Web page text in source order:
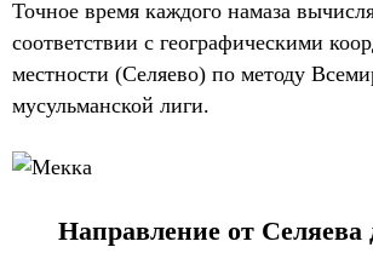
Точное время каждого намаза
соответствии с географическими
местности (Селяево) по методу
мусульманской лиги.
Направление от